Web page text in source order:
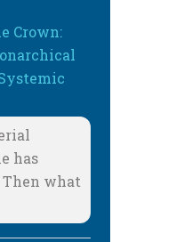
Crown:
has
Then what